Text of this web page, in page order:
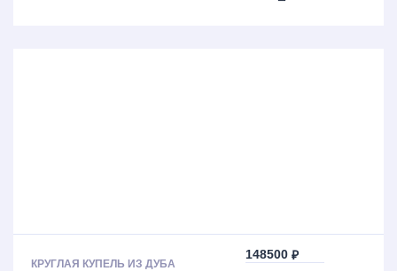
КРУГЛАЯ КУПЕЛЬ ИЗ ДУБА
148500₽